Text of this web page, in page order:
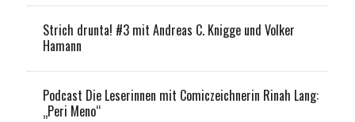
Strich drunta! #3 mit Andreas C. Knigge und Volker
Hamann
Podcast Die Leserinnen mit Comiczeichnerin Rinah Lang:
„Peri Meno“